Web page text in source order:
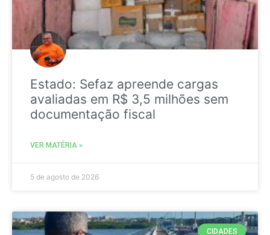
Estado: Sefaz apreende cargas
avaliadas em R$ 3,5 milhões sem
documentação fiscal
VER MATÉRIA »
5 de agosto de 2026
CIDADES